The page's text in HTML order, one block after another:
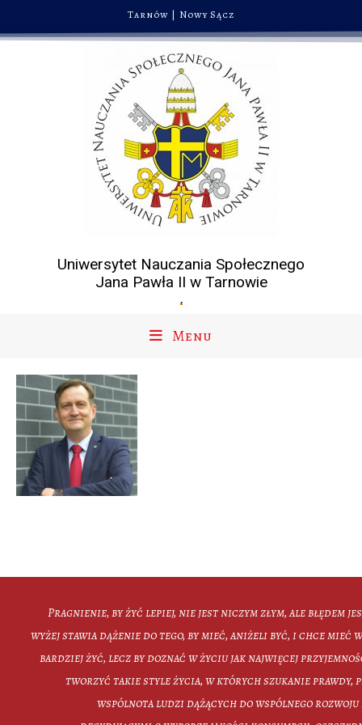
Tarnów | Nowy Sącz
Uniwersytet Nauczania Społecznego
Jana Pawła II w Tarnowie
Menu
Pragnienie, by żyć lepiej, nie jest niczym złym, ale błędem
wyżej stawia dążenie do tego, by mieć, aniżeli być, i chce mieć
bardziej żyć, lecz by doznać w życiu jak najwięcej
tworzyć takie style życia, w których szukanie prawdy,
wspólnota ludzi dążących do wspólnego rozwoju